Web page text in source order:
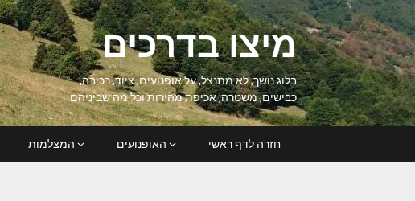
Skip
to
content
מיצו בדרכים
בלוג נושך, לא מתנצל, על אופנועים, ציוד, רכיבה,
כבישים, משטרה, אכיפת מהירות וכל מה שביניהם
חזרה לדף ראשי האופנועים המצלמות